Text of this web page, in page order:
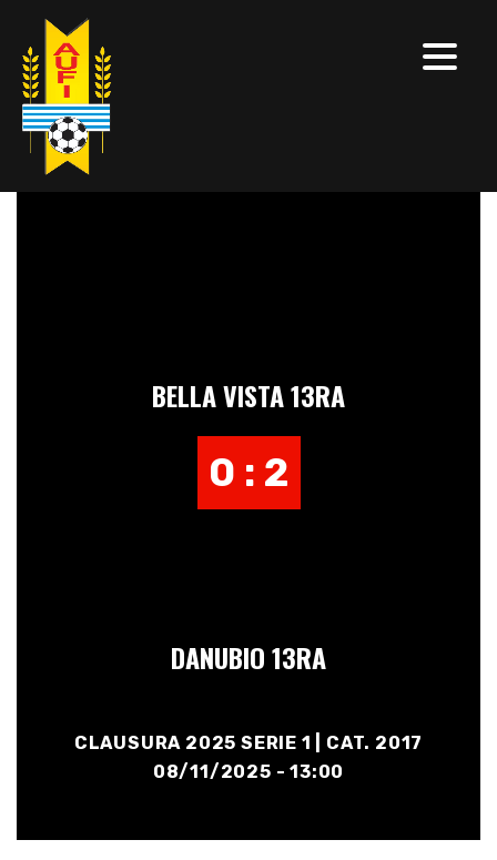
BELLA VISTA 13RA
0 : 2
DANUBIO 13RA
CLAUSURA 2025 SERIE 1 | CAT. 2017
08/11/2025 - 13:00